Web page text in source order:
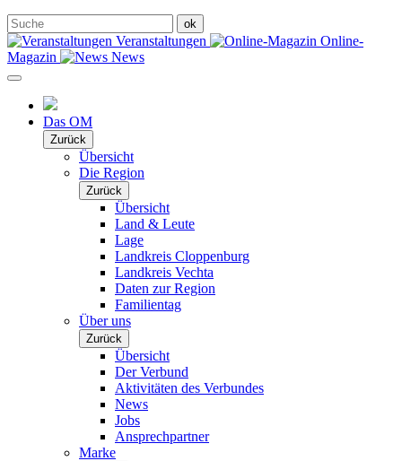
Veranstaltungen
Online-
Magazin
News
Das OM
Zurück
Übersicht
Die Region
Zurück
Übersicht
Land & Leute
Lage
Landkreis Cloppenburg
Landkreis Vechta
Daten zur Region
Familientag
Über uns
Zurück
Übersicht
Der Verbund
Aktivitäten des Verbundes
News
Jobs
Ansprechpartner
Marke